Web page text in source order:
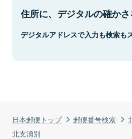
日本郵便トップ 郵便番号検索
北支湧別
住所に、デジタルの確かさ
デジタルアドレスで入力も検索も